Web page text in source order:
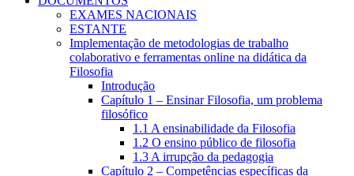
EXAMES NACIONAIS
ESTANTE
Implementação de metodologias de trabalho
colaborativo e ferramentas online na didática da
Filosofia
Introdução
Capítulo 1 – Ensinar Filosofia, um problema
filosófico
1.1 A ensinabilidade da Filosofia
1.2 O ensino público de filosofia
1.3 A irrupção da pedagogia
Capítulo 2 – Competências específicas da